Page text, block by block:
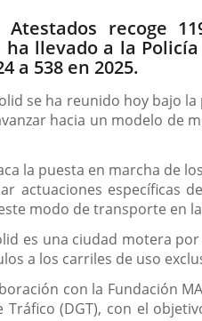
recoge
llevado a la
a 538 en 2025.
se ha reunido hoy bajo
hacia un modelo de
la puesta en marcha de
actuaciones específicas
modo de transporte en
es una ciudad motera
a los carriles de uso
con la Fundación
(DGT), con el